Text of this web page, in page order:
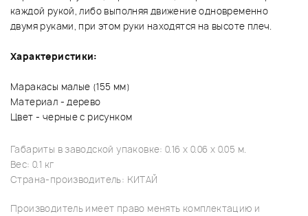
каждой рукой, либо выполняя движение одновременно
двумя руками, при этом руки находятся на высоте плеч.
Характеристики:
Маракасы малые (155 мм)
Материал - дерево
Цвет - черные с рисунком
Габариты в заводской упаковке: 0.16 x 0.06 x 0.05 м.
Вес: 0.1 кг
Страна-производитель: КИТАЙ
Производитель имеет право менять комплектацию и